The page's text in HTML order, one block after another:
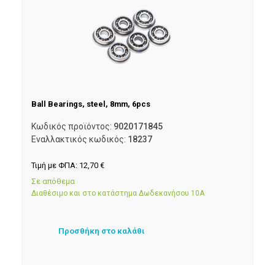
Ball Bearings, steel, 8mm, 6pcs
Κωδικός προϊόντος: 9020171845
Εναλλακτικός κωδικός: 18237
Τιμή με ΦΠΑ: 12,70 €
Σε απόθεμα
Διαθέσιμο και στο κατάστημα Δωδεκανήσου 10Α
Προσθήκη στο καλάθι